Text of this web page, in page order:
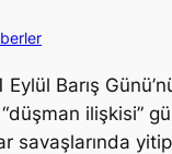
Barış
ilişkisi”
savaşlarında